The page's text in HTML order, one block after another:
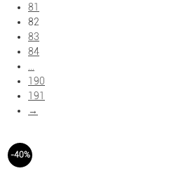
81
82
83
84
190
191
→
-40%